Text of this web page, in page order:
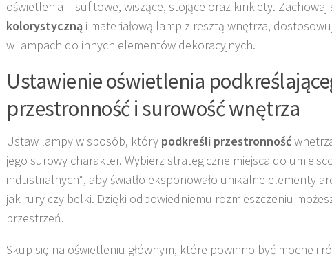
oświetlenia – sufitowe, wiszące, stojące oraz kinkiety. Zachowaj
kolorystyczną i materiałową lamp z resztą wnętrza,
w lampach do innych elementów dekoracyjnych.
Ustawienie oświetlenia
przestronność i surowość wnętrza
Ustaw lampy w sposób, który podkreśli przestronność
jego surowy charakter. Wybierz strategiczne miejsca do
industrialnych*, aby światło eksponowało unikalne elementy
jak rury czy belki. Dzięki odpowiedniemu rozmieszczeniu
przestrzeń.
Skup się na oświetleniu głównym, które powinno być mocne i